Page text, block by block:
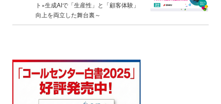
ト×生成AIで「生産性」と「顧客体験」
向上を両立した舞台裏～